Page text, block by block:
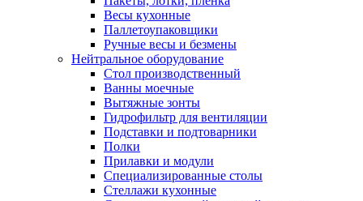
Весы кухонные
Паллетоупаковщики
Ручные весы и безмены
Нейтральное оборудование
Cтол производственный
Ванны моечные
Вытяжные зонты
Гидрофильтр для вентиляции
Подставки и подтоварники
Полки
Прилавки и модули
Специализированные столы
Стеллажи кухонные